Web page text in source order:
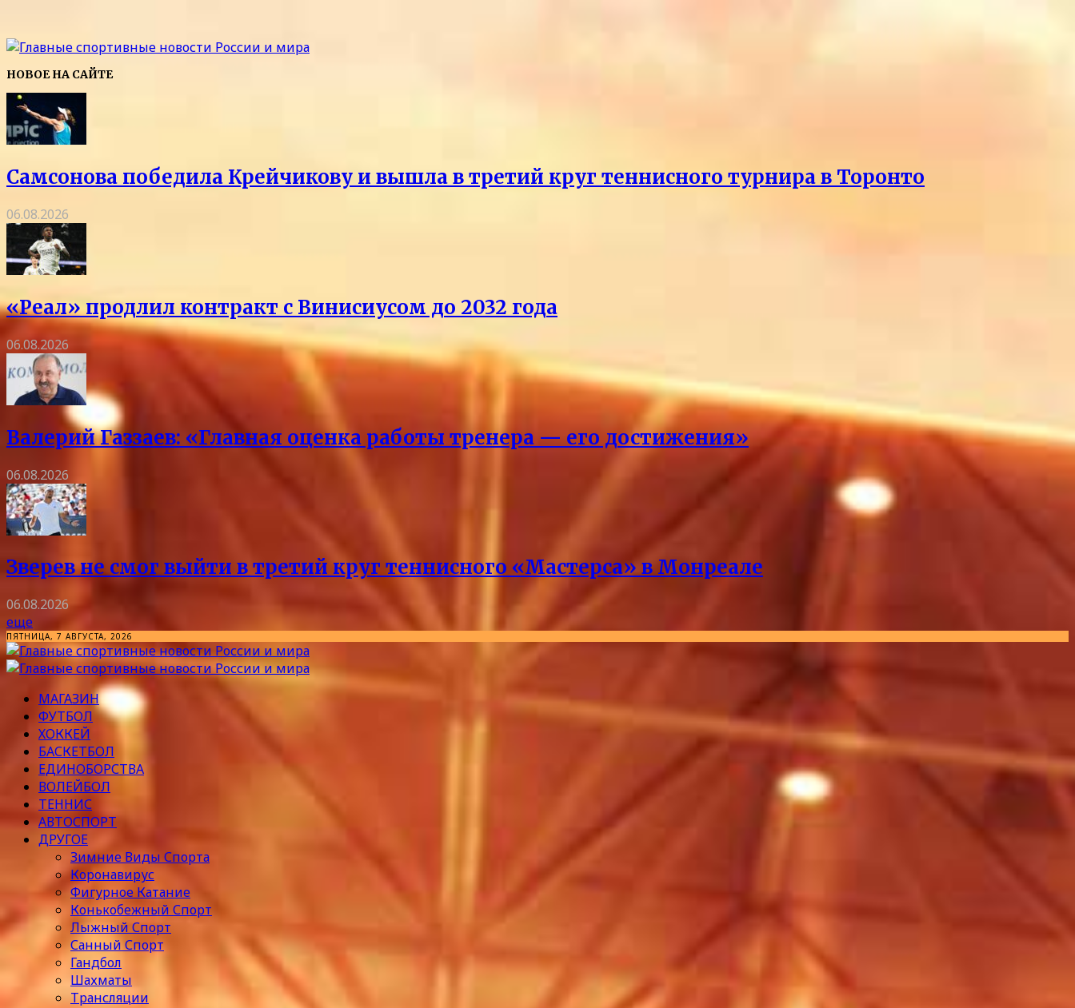
НОВОЕ НА САЙТЕ
Самсонова победила Крейчикову и вышла в третий круг теннисного турнира в Торонто
06.08.2026
«Реал» продлил контракт с Винисиусом до 2032 года
06.08.2026
Валерий Газзаев: «Главная оценка работы тренера — его достижения»
06.08.2026
Зверев не смог выйти в третий круг теннисного «Мастерса» в Монреале
06.08.2026
еще
ПЯТНИЦА, 7 АВГУСТА, 2026
МАГАЗИН
ФУТБОЛ
ХОККЕЙ
БАСКЕТБОЛ
ЕДИНОБОРСТВА
ВОЛЕЙБОЛ
ТЕННИС
АВТОСПОРТ
ДРУГОЕ
Зимние Виды Спорта
Коронавирус
Фигурное Катание
Конькобежный Спорт
Лыжный Спорт
Санный Спорт
Гандбол
Шахматы
Трансляции